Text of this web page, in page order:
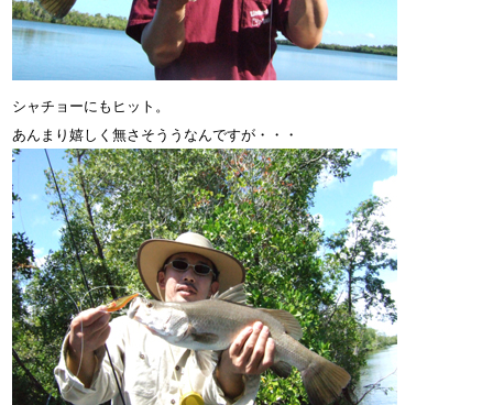
シャチョーにもヒット。
あんまり嬉しく無さそううなんですが・・・